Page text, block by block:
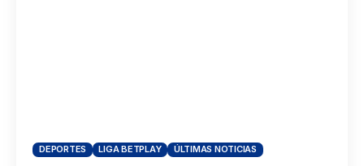
DEPORTES LIGA BETPLAY ÚLTIMAS NOTICIAS